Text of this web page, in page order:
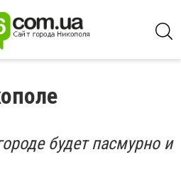
будет пасмурно и